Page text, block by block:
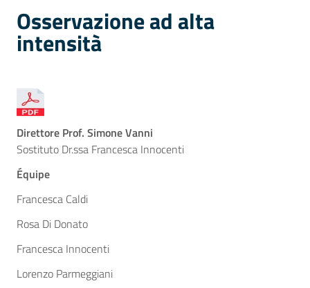
Osservazione ad alta
intensità
Direttore Prof. Simone Vanni
Sostituto Dr.ssa Francesca Innocenti
Équipe
Francesca Caldi
Rosa Di Donato
Francesca Innocenti
Lorenzo Parmeggiani